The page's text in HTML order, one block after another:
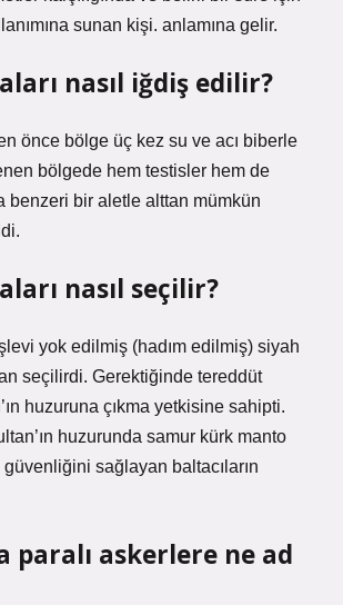
sunan kişi. anlamına gelir.
nasıl iğdiş edilir?
önce bölge üç kez su ve acı biberle
bölgede hem testisler hem de
benzeri bir aletle alttan mümkün
nasıl seçilir?
yok edilmiş (hadım edilmiş) siyah
seçilirdi. Gerektiğinde tereddüt
huzuruna çıkma yetkisine sahipti.
huzurunda samur kürk manto
sağlayan baltacıların
paralı askerlere ne ad